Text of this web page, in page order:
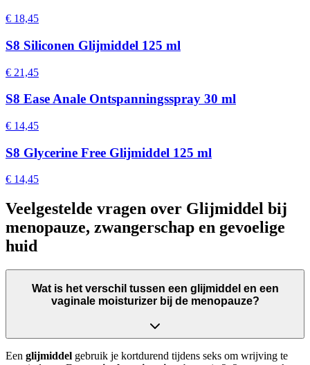
€ 18,45
S8 Siliconen Glijmiddel 125 ml
€ 21,45
S8 Ease Anale Ontspanningsspray 30 ml
€ 14,45
S8 Glycerine Free Glijmiddel 125 ml
€ 14,45
Veelgestelde vragen over Glijmiddel bij
menopauze, zwangerschap en gevoelige
huid
Wat is het verschil tussen een glijmiddel en een
vaginale moisturizer bij de menopauze?
Een glijmiddel gebruik je kortdurend tijdens seks om wrijving te